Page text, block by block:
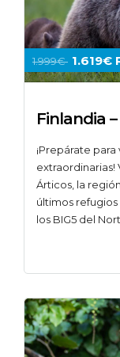
1.999€ 1.619€
Finlandia
¡Prepárate
extraordinarias!
Árticos, la
últimos refugios
los BIG5 del